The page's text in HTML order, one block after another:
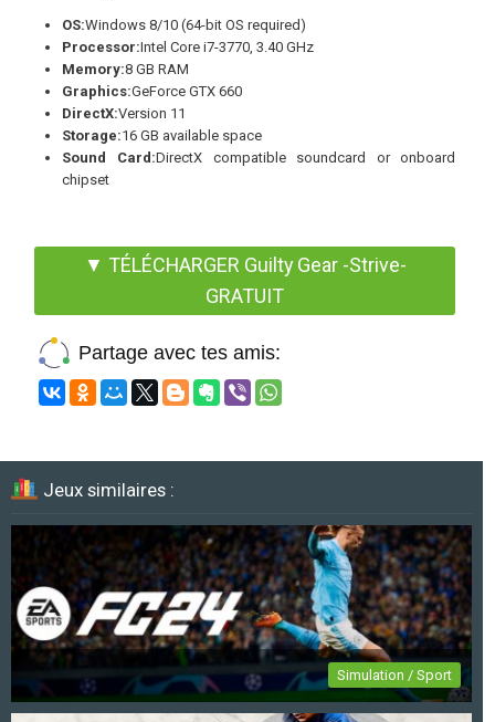
OS:Windows 8/10 (64-bit OS required)
Processor:Intel Core i7-3770, 3.40 GHz
Memory:8 GB RAM
Graphics:GeForce GTX 660
DirectX:Version 11
Storage:16 GB available space
Sound Card:DirectX compatible soundcard or onboard
chipset
▼ TÉLÉCHARGER Guilty Gear -Strive-
GRATUIT
Partage avec tes amis:
Jeux similaires :
Simulation / Sport